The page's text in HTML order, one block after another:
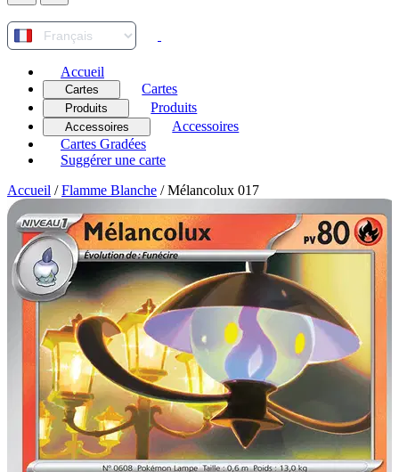
Accueil
Cartes Cartes
Produits Produits
Accessoires
Accessoires
Cartes Gradées
Suggérer une carte
Accueil / Flamme Blanche / Mélancolux 017